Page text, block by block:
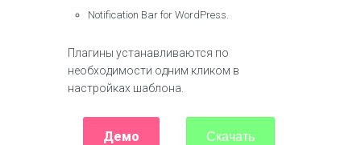
Notification Bar for WordPress.
Плагины устанавливаются по
необходимости одним кликом в
настройках шаблона.
Демо Скачать